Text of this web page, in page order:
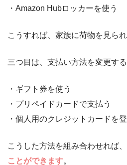
・Amazon Hubロッカーを使う
こうすれば、家族に荷物を見ら
三つ目は、支払い方法を変更する
・ギフト券を使う
・プリペイドカードで支払う
・個人用のクレジットカードを
こうした方法を組み合わせれば、
ことができます。